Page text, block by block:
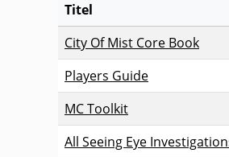
Publikationen zu City of
Titel
City Of Mist Core Book
Players Guide
MC Toolkit
All Seeing Eye